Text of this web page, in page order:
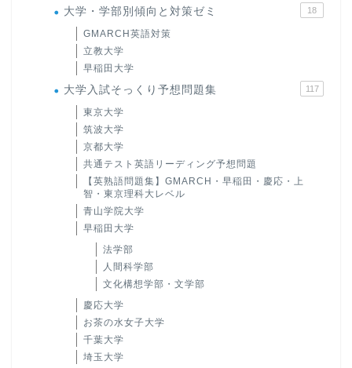
大学・学部別傾向と対策ゼミ 18
GMARCH英語対策
立教大学
早稲田大学
大学入試そっくり予想問題集 117
東京大学
筑波大学
京都大学
共通テスト英語リーディング予想問題
【英熟語問題集】GMARCH・早稲田・慶応・上
智・東京理科大レベル
青山学院大学
早稲田大学
法学部
人間科学部
文化構想学部・文学部
慶応大学
お茶の水女子大学
千葉大学
埼玉大学